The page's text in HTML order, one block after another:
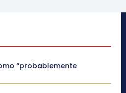
“probablemente